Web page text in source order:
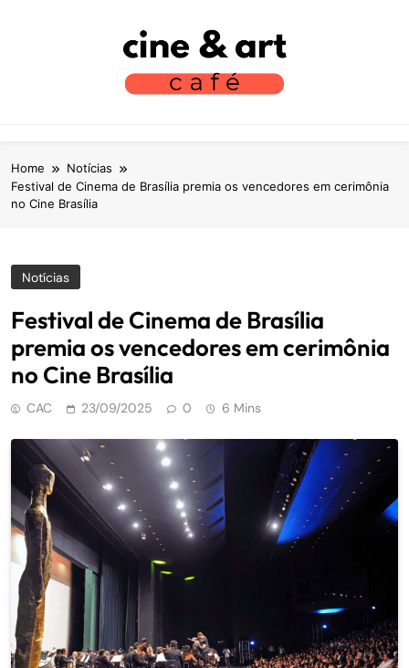
Home
Notícias
Festival de Cinema de Brasília premia os vencedores em cerimônia
no Cine Brasília
Notícias
Festival de Cinema de Brasília
premia os vencedores em cerimônia
no Cine Brasília
CAC 23/09/2025 0 6 Mins